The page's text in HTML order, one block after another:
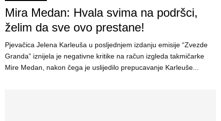
Mira Medan: Hvala svima na podršci,
želim da sve ovo prestane!
Pjevačica Jelena Karleuša u posljednjem izdanju emisije “Zvezde
Granda” iznijela je negativne kritike na račun izgleda takmičarke
Mire Medan, nakon čega je uslijedilo prepucavanje Karleuše...